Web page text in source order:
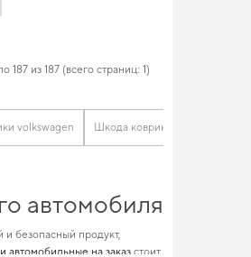
187 из 187 (всего страниц: 1)
volkswagen Шкода коврики
автомобиля
и безопасный продукт,
автомобильные на заказ стоит